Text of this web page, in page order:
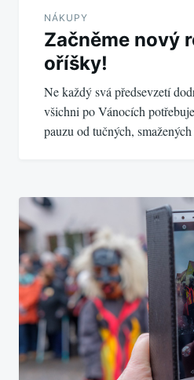
NÁKUPY
Začněme nový
oříšky!
Ne každý svá předsevzetí
všichni po Vánocích
pauzu od tučných,